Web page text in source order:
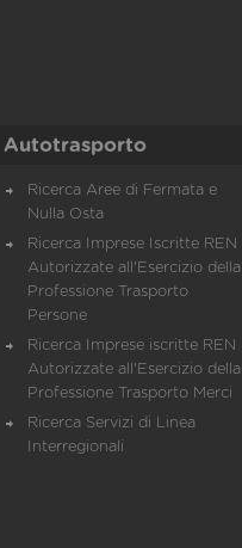
Autotrasporto
Ricerca Aree di Fermata e
Nulla Osta
Ricerca Imprese Iscritte REN
Autorizzate all'Esercizio della
Professione Trasporto
Persone
Ricerca Imprese iscritte REN
Autorizzate all'Esercizio della
Professione Trasporto Merci
Ricerca Servizi di Linea
Interregionali